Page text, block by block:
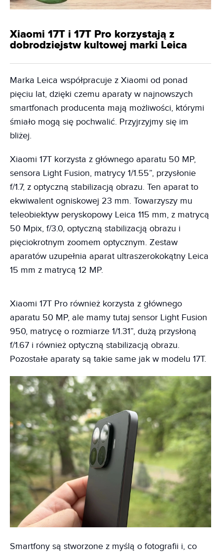
Xiaomi 17T i 17T Pro korzystają z
dobrodziejstw kultowej marki Leica
Marka Leica współpracuje z Xiaomi od ponad
pięciu lat, dzięki czemu aparaty w najnowszych
smartfonach producenta mają możliwości, którymi
śmiało mogą się pochwalić. Przyjrzyjmy się im
bliżej.
Xiaomi 17T korzysta z głównego aparatu 50 MP,
sensora Light Fusion, matrycy 1/1.55”, przysłonie
f/1.7, z optyczną stabilizacją obrazu. Ten aparat to
ekwiwalent ogniskowej 23 mm. Towarzyszy mu
teleobiektyw peryskopowy Leica 115 mm, z matrycą
50 Mpix, f/3.0, optyczną stabilizacją obrazu i
pięciokrotnym zoomem optycznym. Zestaw
aparatów uzupełnia aparat ultraszerokokątny Leica
15 mm z matrycą 12 MP.
Xiaomi 17T Pro również korzysta z głównego
aparatu 50 MP, ale mamy tutaj sensor Light Fusion
950, matrycę o rozmiarze 1/1.31”, dużą przysłoną
f/1.67 i również optyczną stabilizacją obrazu.
Pozostałe aparaty są takie same jak w modelu 17T.
Smartfony są stworzone z myślą o fotografii i, co